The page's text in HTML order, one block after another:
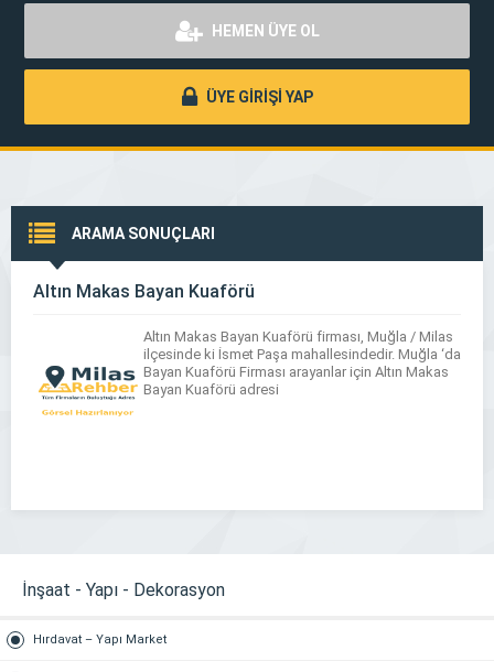
HEMEN ÜYE OL
ÜYE GİRİŞİ YAP
ARAMA SONUÇLARI
Altın Makas Bayan Kuaförü
Altın Makas Bayan Kuaförü firması, Muğla / Milas
ilçesinde ki İsmet Paşa mahallesindedir. Muğla ‘da
Bayan Kuaförü Firması arayanlar için Altın Makas
Bayan Kuaförü adresi
İnşaat - Yapı - Dekorasyon
Hırdavat – Yapı Market